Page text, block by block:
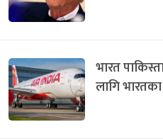
भारत
लागि